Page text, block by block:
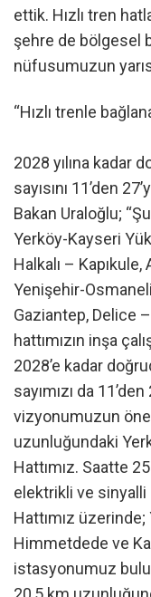
ettik. Hızlı tren
şehre de bölgesel
nüfusumuzun
“Hızlı trenle
2028 yılına kadar
sayısını 11’den
Bakan Uraloğlu;
Yerköy-Kayseri
Halkalı –
Yenişehir-
Gaziantep, Delice
hattımızın inşa
2028’e kadar
sayımızı da
vizyonumuzun
uzunluğundaki
Hattımız. Saatte
elektrikli ve sinyalli
Hattımız üzerinde;
Himmetdede ve
istasyonumuz